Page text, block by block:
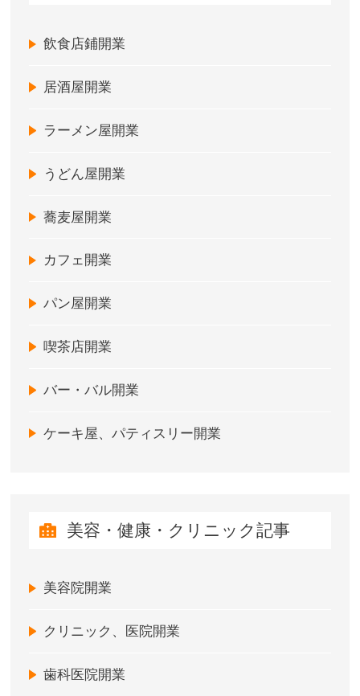
飲食店鋪開業
居酒屋開業
ラーメン屋開業
うどん屋開業
蕎麦屋開業
カフェ開業
パン屋開業
喫茶店開業
バー・バル開業
ケーキ屋、パティスリー開業
美容・健康・クリニック記事
美容院開業
クリニック、医院開業
歯科医院開業